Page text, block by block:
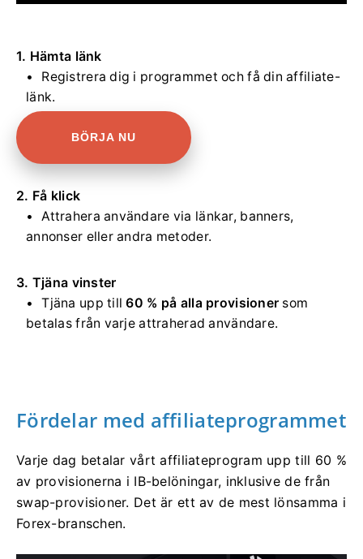
1. Hämta länk
Registrera dig i programmet och få din affiliate-
länk.
BÖRJA NU
2. Få klick
Attrahera användare via länkar, banners,
annonser eller andra metoder.
3. Tjäna vinster
Tjäna upp till60 % på alla provisioner som
betalas från varje attraherad användare.
Fördelar med affiliateprogrammet
Varje dag betalar vårt affiliateprogram upp till 60 %
av provisionerna i IB-belöningar, inklusive de från
swap-provisioner. Det är ett av de mest lönsamma i
Forex-branschen.